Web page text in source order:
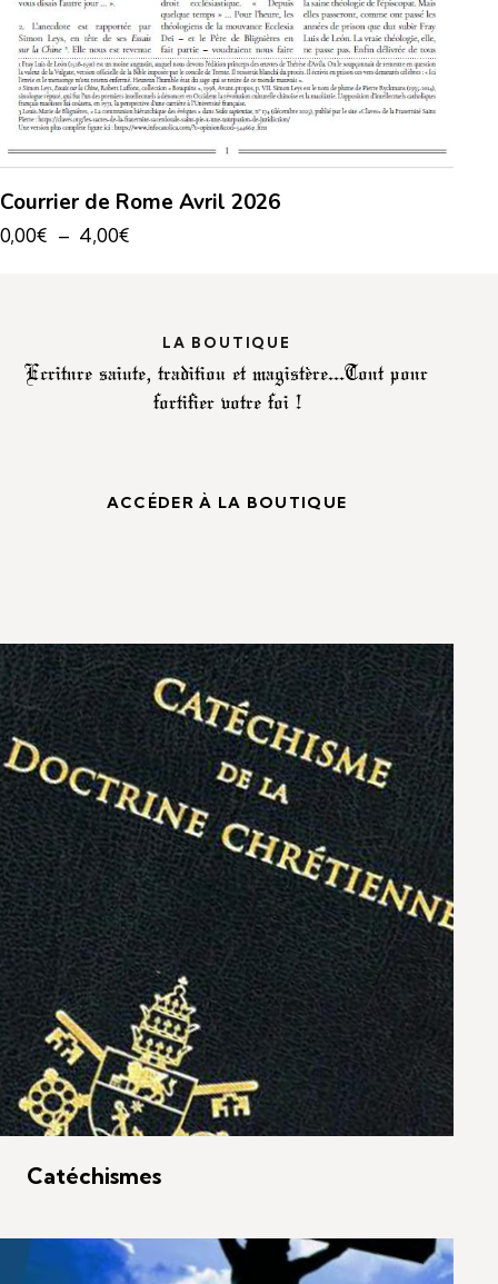
Courrier de Rome Avril 2026
0,00€ – 4,00€
LA BOUTIQUE
Ecriture sainte, tradition et magistère...Tout pour
fortifier votre foi !
ACCÉDER À LA BOUTIQUE
Catéchismes